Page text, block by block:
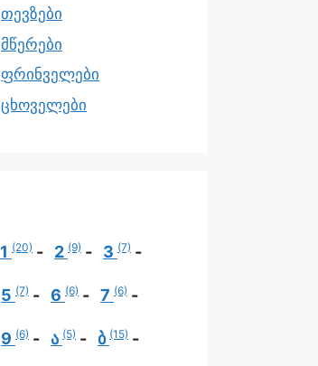
თევზები
მწერები
ფრინველები
ცხოველები
1 (20) 2 (9) 3 (7)
5 (7) 6 (6) 7 (6)
9 (6) ა (5) ბ (15)